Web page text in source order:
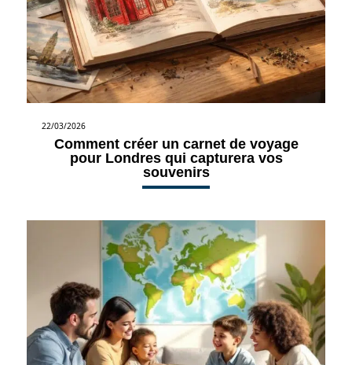
22/03/2026
Comment créer un carnet de voyage
pour Londres qui capturera vos
souvenirs